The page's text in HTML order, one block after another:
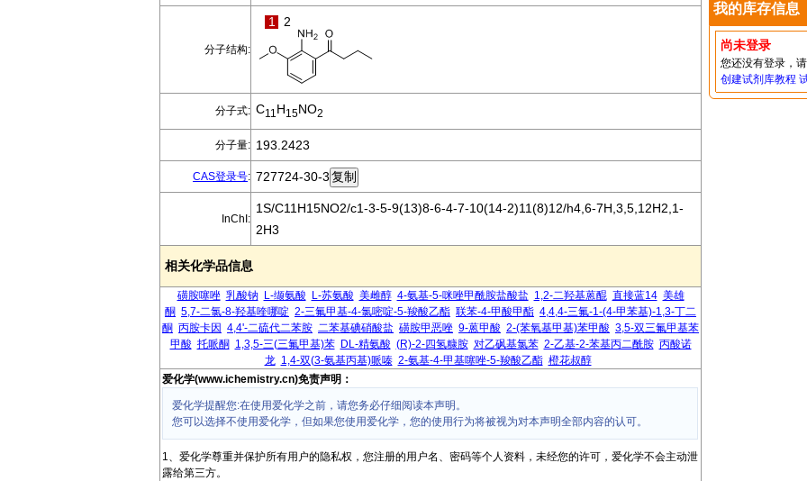
分子结构:
1 2
分子式: C11 H15NO2
分子量: 193.2423
CAS登录号: 727724-30-3
InChI:
1S/C11H15NO2/c1-3-5-9(13)8-6-4-7-10(14-2)11(8)12/h4,6-7H,3,5,12H2,1-
2H3
相关化学品信息
磺胺噻唑 乳酸钠 L-缬氨酸 L-苏氨酸 美雌醇 4-氨基-5-咪唑甲酰胺盐酸盐 1,2-二羟基蒽醌 直接蓝14 美雄
酮 5,7-二氯-8-羟基喹哪啶 2-三氟甲基-4-氯嘧啶-5-羧酸乙酯 联苯-4-甲酸甲酯 4,4,4-三氟-1-(4-甲苯基)-1,3-丁二
酮 丙胺卡因 4,4'-二硫代二苯胺 二苯基碘硝酸盐 磺胺甲恶唑 9-蒽甲酸 2-(苯氧基甲基)苯甲酸 3,5-双三氟甲基苯
甲酸 托哌酮 1,3,5-三(三氟甲基)苯 DL-精氨酸 (R)-2-四氢糠胺 对乙砜基氯苯 2-乙基-2-苯基丙二酰胺 丙酸诺
龙 1,4-双(3-氨基丙基)哌嗪 2-氨基-4-甲基噻唑-5-羧酸乙酯 橙花叔醇
爱化学(www.ichemistry.cn)免责声明：
爱化学提醒您:在使用爱化学之前，请您务必仔细阅读本声明。
您可以选择不使用爱化学，但如果您使用爱化学，您的使用行为将被视为对本声明全部内容的认可。
1、爱化学尊重并保护所有用户的隐私权，您注册的用户名、密码等个人资料，未经您的许可，爱化学不会主动泄
露给第三方。
我的库存信息
尚未登录
您还没有登录，
创建试剂库教程